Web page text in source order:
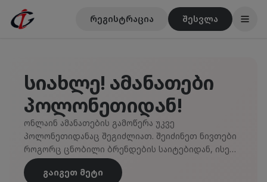
რეგისტრაცია შესვლა
სიახლე! ამანათები
პოლონეთიდან!
ონლაინ ამანათების გამოწერა უკვე
პოლონეთიდანაც შეგიძლიათ. შეიძინეთ ნივთები
როგორც ცნობილი ბრენდების საიტებიდან, ისე
ნებისმიერი სხვა ონლაინ მაღაზიიდან.
ისარგებლეთ ტრანსპორტირების მოქნილი
გაიგეთ მეტი